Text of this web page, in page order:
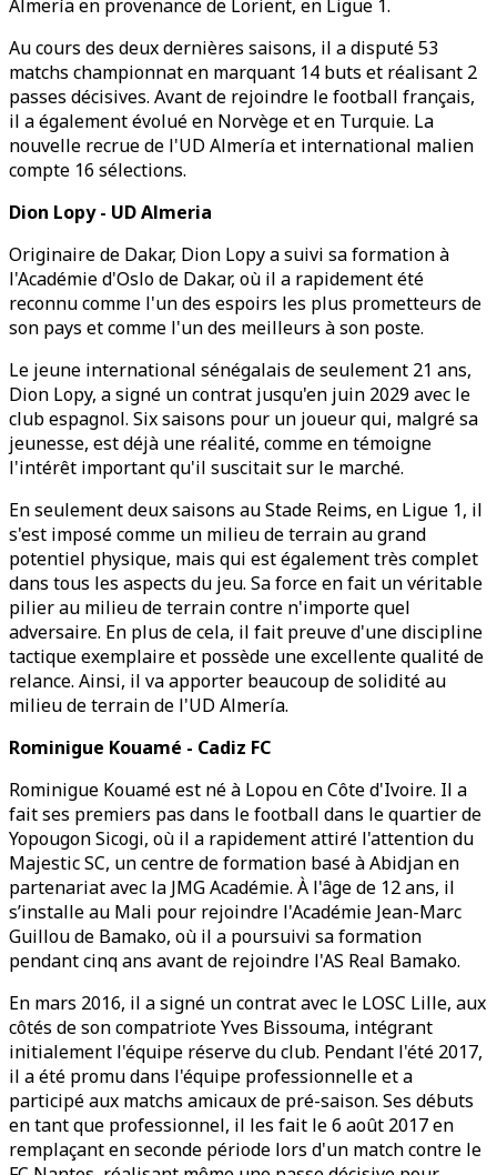
Almería en provenance de Lorient, en Ligue 1.
Au cours des deux dernières saisons, il a disputé 53
matchs championnat en marquant 14 buts et réalisant 2
passes décisives. Avant de rejoindre le football français,
il a également évolué en Norvège et en Turquie. La
nouvelle recrue de l'UD Almería et international malien
compte 16 sélections.
Dion Lopy - UD Almeria
Originaire de Dakar, Dion Lopy a suivi sa formation à
l'Académie d'Oslo de Dakar, où il a rapidement été
reconnu comme l'un des espoirs les plus prometteurs de
son pays et comme l'un des meilleurs à son poste.
Le jeune international sénégalais de seulement 21 ans,
Dion Lopy, a signé un contrat jusqu'en juin 2029 avec le
club espagnol. Six saisons pour un joueur qui, malgré sa
jeunesse, est déjà une réalité, comme en témoigne
l'intérêt important qu'il suscitait sur le marché.
En seulement deux saisons au Stade Reims, en Ligue 1, il
s'est imposé comme un milieu de terrain au grand
potentiel physique, mais qui est également très complet
dans tous les aspects du jeu. Sa force en fait un véritable
pilier au milieu de terrain contre n'importe quel
adversaire. En plus de cela, il fait preuve d'une discipline
tactique exemplaire et possède une excellente qualité de
relance. Ainsi, il va apporter beaucoup de solidité au
milieu de terrain de l'UD Almería.
Rominigue Kouamé - Cadiz FC
Rominigue Kouamé est né à Lopou en Côte d'Ivoire. Il a
fait ses premiers pas dans le football dans le quartier de
Yopougon Sicogi, où il a rapidement attiré l'attention du
Majestic SC, un centre de formation basé à Abidjan en
partenariat avec la JMG Académie. À l'âge de 12 ans, il
s’installe au Mali pour rejoindre l'Académie Jean-Marc
Guillou de Bamako, où il a poursuivi sa formation
pendant cinq ans avant de rejoindre l'AS Real Bamako.
En mars 2016, il a signé un contrat avec le LOSC Lille, aux
côtés de son compatriote Yves Bissouma, intégrant
initialement l'équipe réserve du club. Pendant l'été 2017,
il a été promu dans l'équipe professionnelle et a
participé aux matchs amicaux de pré-saison. Ses débuts
en tant que professionnel, il les fait le 6 août 2017 en
remplaçant en seconde période lors d'un match contre le